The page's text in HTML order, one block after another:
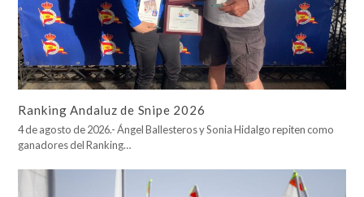
Ranking Andaluz de Snipe 2026
4 de agosto de 2026.- Ángel Ballesteros y Sonia Hidalgo repiten como
ganadores del Ranking…